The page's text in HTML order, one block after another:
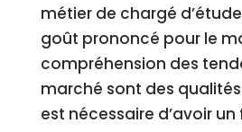
métier de chargé
goût prononcé pour le
compréhension des
marché sont des qualités
est nécessaire d’avoir